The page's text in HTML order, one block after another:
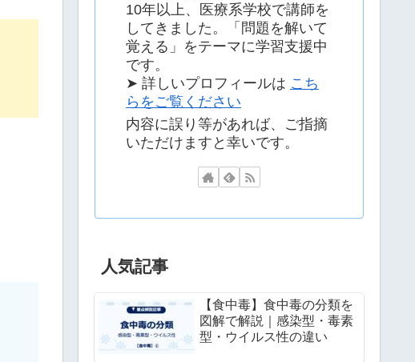
10年以上、医療系学校で講師を
してきました。「問題を解いて
覚える」をテーマに学習支援中
です。
➤ 詳しいプロフィールは こち
らをご覧ください
内容に誤り等があれば、ご指摘
いただけますと幸いです。
人気記事
【食中毒】食中毒の分類を
図解で解説｜感染型・毒素
型・ウイルス性の違い